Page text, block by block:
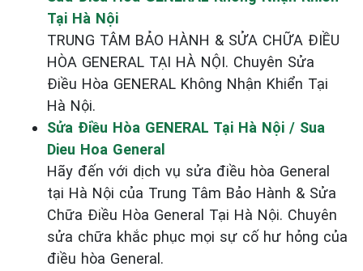
Tại Hà Nội
TRUNG TÂM BẢO HÀNH & SỬA CHỮA ĐIỀU
HÒA GENERAL TẠI HÀ NỘI. Chuyên Sửa
Điều Hòa GENERAL Không Nhận Khiển Tại
Hà Nội.
Sửa Điều Hòa GENERAL Tại Hà Nội / Sua
Dieu Hoa General
Hãy đến với dịch vụ sửa điều hòa General
tại Hà Nội của Trung Tâm Bảo Hành & Sửa
Chữa Điều Hòa General Tại Hà Nội. Chuyên
sửa chữa khắc phục mọi sự cố hư hỏng của
điều hòa General.